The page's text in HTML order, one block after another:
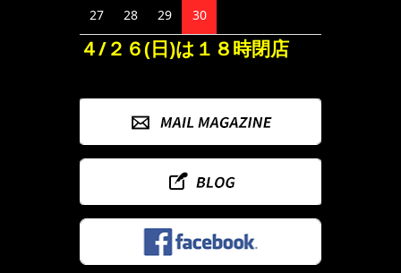
27 28 29 30
４/２６(日)は１８時閉店